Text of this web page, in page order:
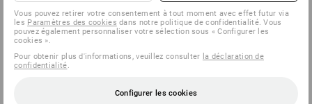
Vous pouvez retirer votre consentement à tout moment avec effet futur via
les Paramètres des cookies dans notre politique de confidentialité. Vous
pouvez également personnaliser votre sélection sous « Configurer les
cookies ».
Pour obtenir plus d'informations, veuillez consulter la déclaration de
confidentialité
Configurer les cookies